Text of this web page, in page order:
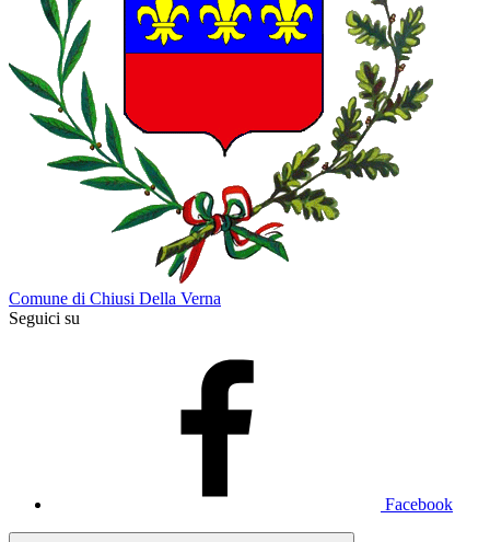
Comune di Chiusi Della Verna
Seguici su
Facebook